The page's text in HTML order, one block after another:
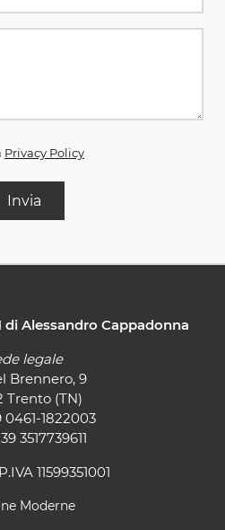
Privacy Policy
Invia
di Alessandro Cappadonna
legale
Brennero, 9
Trento (TN)
0461-1822003
3517739611
11599351001
Moderne